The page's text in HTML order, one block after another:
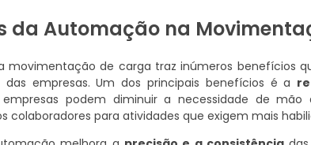
da Automação na
movimentação de carga traz inúmeros benefícios
das empresas. Um dos principais benefícios é a
podem diminuir a necessidade de
colaboradores para atividades que exigem mais